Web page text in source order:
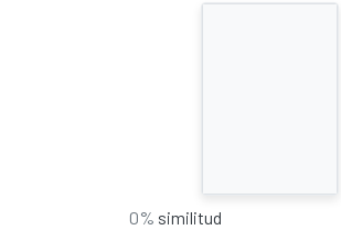
0% similitud